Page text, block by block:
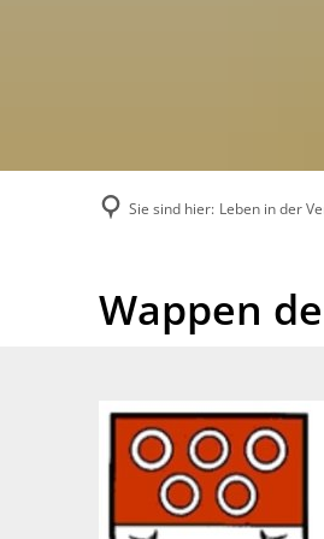
Sie sind hier: Leben in der
WappenWappen